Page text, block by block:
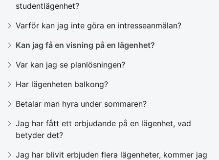
studentlägenhet?
Varför kan jag inte göra en intresseanmälan?
Kan jag få en visning på en lägenhet?
Var kan jag se planlösningen?
Har lägenheten balkong?
Betalar man hyra under sommaren?
Jag har fått ett erbjudande på en lägenhet, vad
betyder det?
Jag har blivit erbjuden flera lägenheter, kommer jag